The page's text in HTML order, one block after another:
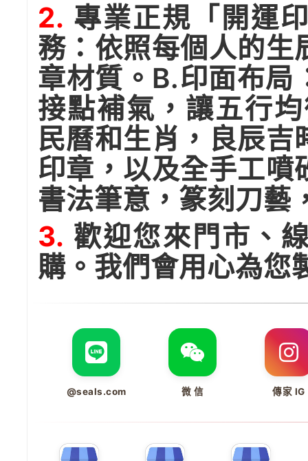
2. 專業正規「開運
務：依照每個人的生
章材質。B.印面布局
接點補氣，讓五行
民曆和生肖，良辰吉
印章，以及全手工噴
書法筆意，篆刻刀藝
3. 歡迎您來門市、
購。我們會用心為您
@seals.com 微 信 傳家 IG